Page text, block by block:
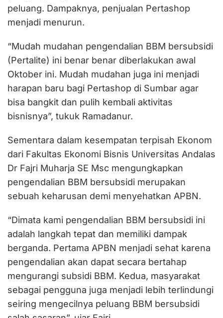
peluang. Dampaknya, penjualan Pertashop
menjadi menurun.
“Mudah mudahan pengendalian BBM bersubsidi
(Pertalite) ini benar benar diberlakukan awal
Oktober ini. Mudah mudahan juga ini menjadi
harapan baru bagi Pertashop di Sumbar agar
bisa bangkit dan pulih kembali aktivitas
bisnisnya”, tukuk Ramadanur.
Sementara dalam kesempatan terpisah Ekonom
dari Fakultas Ekonomi Bisnis Universitas Andalas
Dr Fajri Muharja SE Msc mengungkapkan
pengendalian BBM bersubsidi merupakan
sebuah keharusan demi menyehatkan APBN.
“Dimata kami pengendalian BBM bersubsidi ini
adalah langkah tepat dan memiliki dampak
berganda. Pertama APBN menjadi sehat karena
pengendalian akan dapat secara bertahap
mengurangi subsidi BBM. Kedua, masyarakat
sebagai pengguna juga menjadi lebih terlindungi
seiring mengecilnya peluang BBM bersubsidi